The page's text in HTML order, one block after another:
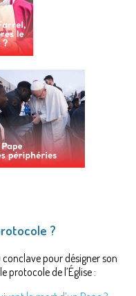
?
pour désigner son
protocole de l’Église :